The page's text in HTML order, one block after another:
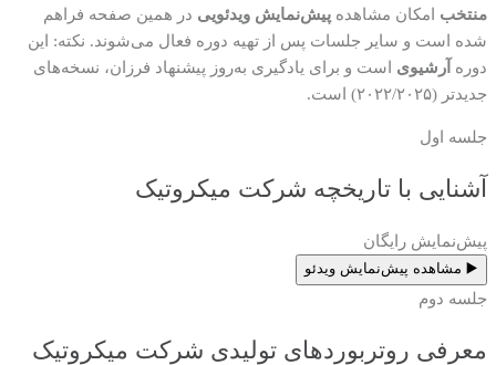
منتخب امکان مشاهده پیش‌نمایش ویدئویی در همین صفحه فراهم
شده است و سایر جلسات پس از تهیه دوره فعال می‌شوند. نکته: این
دوره آرشیوی است و برای یادگیری به‌روز پیشنهاد فرزان، نسخه‌های
جدیدتر (۲۰۲۲/۲۰۲۵) است.
جلسه اول
آشنایی با تاریخچه شرکت میکروتیک
پیش‌نمایش رایگان
▶️ مشاهده پیش‌نمایش ویدئو
جلسه دوم
معرفی روتربوردهای تولیدی شرکت میکروتیک